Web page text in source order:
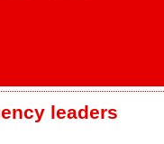
leaders